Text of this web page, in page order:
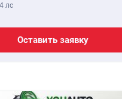
лс
Оставить заявку